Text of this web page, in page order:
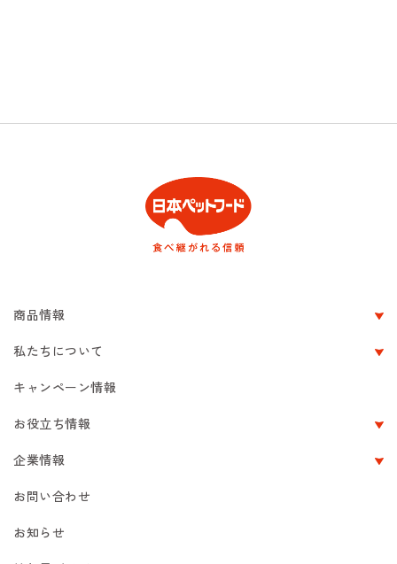
商品情報
私たちについて
キャンペーン情報
お役立ち情報
企業情報
お問い合わせ
お知らせ